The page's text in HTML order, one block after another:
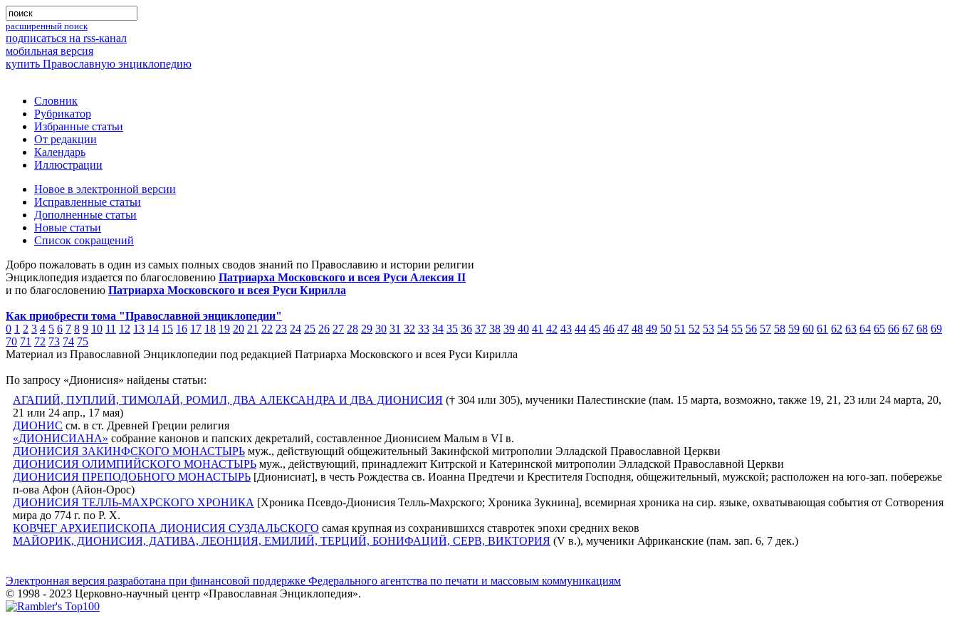
расширенный поиск
подписаться на rss-канал
мобильная версия
купить Православную энциклопедию
Словник
Рубрикатор
Избранные статьи
От редакции
Календарь
Иллюстрации
Новое в электронной версии
Исправленные статьи
Дополненные статьи
Новые статьи
Список сокращений
Добро пожаловать в один из самых полных сводов знаний по Православию и истории религии
Энциклопедия издается по благословению Патриарха Московского и всея Руси Алексия II
и по благословению Патриарха Московского и всея Руси Кирилла
Как приобрести тома "Православной энциклопедии"
0 1 2 3 4 5 6 7 8 9 10 11 12 13 14 15 16 17 18 19 20 21 22 23 24 25 26 27 28 29 30 31 32 33 34 35 36 37 38 39 40 41 42 43 44 45 46 47 48 49 50 51 52 53 54 55 56 57 58 59 60 61 62 63 64 65 66 67 68 69
70 71 72 73 74 75
Материал из Православной Энциклопедии под редакцией Патриарха Московского и всея Руси Кирилла
По запросу «Дионисия» найдены статьи:
АГАПИЙ, ПУПЛИЙ, ТИМОЛАЙ, РОМИЛ, ДВА АЛЕКСАНДРА И ДВА ДИОНИСИЯ († 304 или 305), мученики Палестинские (пам. 15 марта, возможно, также 19, 21, 23 или 24 марта, 20,
21 или 24 апр., 17 мая)
ДИОНИС см. в ст. Древней Греции религия
«ДИОНИСИАНА» собрание канонов и папских декреталий, составленное Дионисием Малым в VI в.
ДИОНИСИЯ ЗАКИНФСКОГО МОНАСТЫРЬ муж., действующий общежительный Закинфской митрополии Элладской Православной Церкви
ДИОНИСИЯ ОЛИМПИЙСКОГО МОНАСТЫРЬ муж., действующий, принадлежит Китрской и Катеринской митрополии Элладской Православной Церкви
ДИОНИСИЯ ПРЕПОДОБНОГО МОНАСТЫРЬ [Дионисиат], в честь Рождества св. Иоанна Предтечи и Крестителя Господня, общежительный, мужской; расположен на юго-зап. побережье
п-ова Афон (Айон-Орос)
ДИОНИСИЯ ТЕЛЛЬ-МАХРСКОГО ХРОНИКА [Хроника Псевдо-Дионисия Телль-Махрского; Хроника Зукнина], всемирная хроника на сир. языке, охватывающая события от Сотворения
мира до 774 г. по Р. Х.
КОВЧЕГ АРХИЕПИСКОПА ДИОНИСИЯ СУЗДАЛЬСКОГО самая крупная из сохранившихся ставротек эпохи средних веков
МАЙОРИК, ДИОНИСИЯ, ДАТИВА, ЛЕОНЦИЯ, ЕМИЛИЙ, ТЕРЦИЙ, БОНИФАЦИЙ, СЕРВ, ВИКТОРИЯ (V в.), мученики Африканские (пам. зап. 6, 7 дек.)
Электронная версия разработана при финансовой поддержке Федерального агентства по печати и массовым коммуникациям
© 1998 - 2023 Церковно-научный центр «Православная Энциклопедия».